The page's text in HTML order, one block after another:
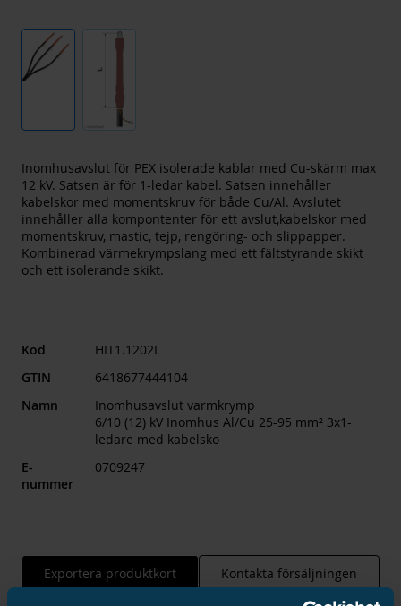
Inomhusavslut för PEX isolerade kablar med Cu-skärm max
12 kV. Satsen är för 1-ledar kabel. Satsen innehåller
kabelskor med momentskruv för både Cu/Al. Avslutet
innehåller alla kompontenter för ett avslut,kabelskor med
momentskruv, mastic, tejp, rengöring- och slippapper.
Kombinerad värmekrympslang med ett fältstyrande skikt
och ett isolerande skikt.
Kod
HIT1.1202L
GTIN
6418677444104
Namn
Inomhusavslut varmkrymp
6/10 (12) kV Inomhus Al/Cu 25-95 mm² 3x1-
ledare med kabelsko
E-
nummer
0709247
Exportera produktkort Kontakta försäljningen